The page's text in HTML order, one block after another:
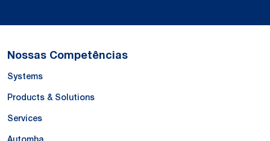
Nossas Competências
Systems
Products & Solutions
Services